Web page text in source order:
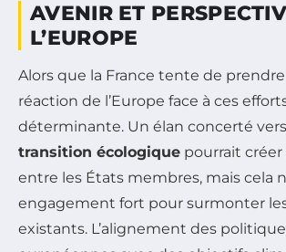
AVENIR ET
L’EUROPE
Alors que la France tente de
réaction de l’Europe face à ces
déterminante. Un élan concerté
transition écologique pourrait
entre les États membres, mais cela
engagement fort pour surmonter
existants. L’alignement des